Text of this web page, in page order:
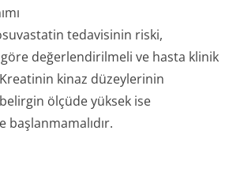
tedavisinin riski,
değerlendirilmeli ve hasta klinik
kinaz düzeylerinin
ölçüde yüksek ise
başlanmamalıdır.